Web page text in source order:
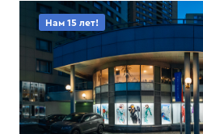
Нам 15 лет!